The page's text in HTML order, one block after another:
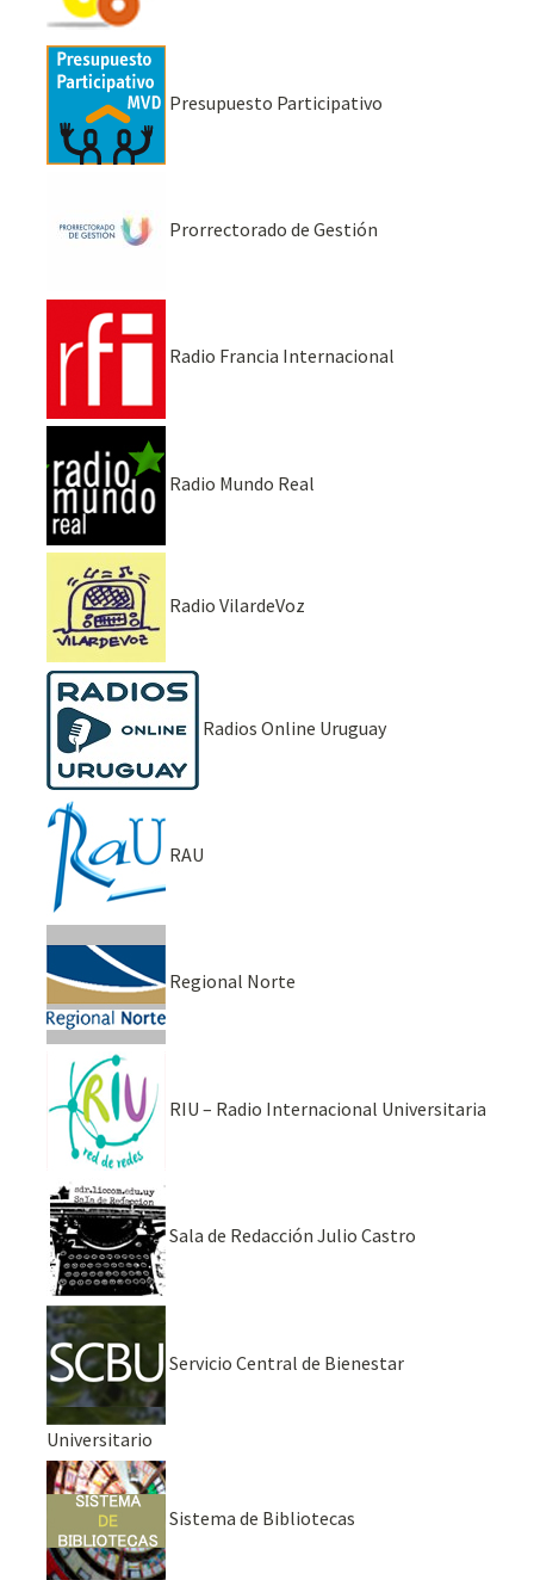
Presupuesto Participativo
Prorrectorado de Gestión
Radio Francia Internacional
Radio Mundo Real
Radio VilardeVoz
Radios Online Uruguay
RAU
Regional Norte
RIU – Radio Internacional Universitaria
Sala de Redacción Julio Castro
Servicio Central de Bienestar
Universitario
Sistema de Bibliotecas